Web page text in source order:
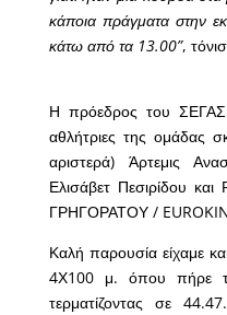
κάποια πράγματα στην
κάτω από τα 13.00”,
Η πρόεδρος του ΣΕΓΑΣ
αθλήτριες της ομάδας
αριστερά) Άρτεμις
Ελισάβετ Πεσιρίδου
ΓΡΗΓΟΡΑΤΟΥ /
Καλή παρουσία είχαμε
4Χ100 μ. όπου πήρε
τερματίζοντας σε